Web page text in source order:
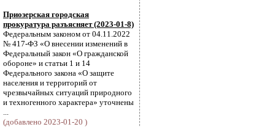
Приозерская городская
прокуратура разъясняет (2023-01-8)
Федеральным законом от 04.11.2022
№ 417-ФЗ «О внесении изменений в
Федеральный закон «О гражданской
обороне» и статьи 1 и 14
Федерального закона «О защите
населения и территорий от
чрезвычайных ситуаций природного
и техногенного характера» уточнены
...
(добавлено 2023-01-20 )